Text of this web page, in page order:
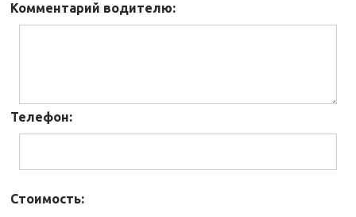
Комментарий водителю:
Телефон:
Стоимость: